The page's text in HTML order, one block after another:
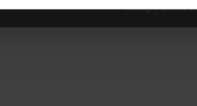
Sitemap Website